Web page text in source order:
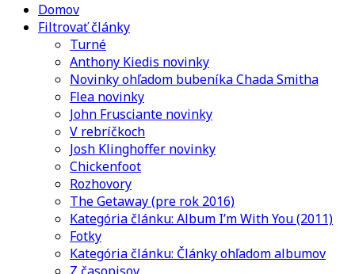
Domov
Filtrovať články
Turné
Anthony Kiedis novinky
Novinky ohľadom bubeníka Chada Smitha
Flea novinky
John Frusciante novinky
V rebríčkoch
Josh Klinghoffer novinky
Chickenfoot
Rozhovory
The Getaway (pre rok 2016)
Kategória článku: Album I’m With You (2011)
Fotky
Kategória článku: Články ohľadom albumov